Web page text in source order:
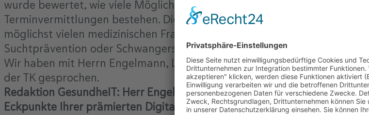
wurde bewertet, wie viele Möglichkeiten zur Kontaktaufnahme und für
Terminvermittlungen bestehen. Digitale Gesundheitsangebote
möglichst vielen medizinischen Fragen und Problemen, von Fitness
Suchtprävention oder Schwangerschaftsbegleitung.
Wir haben mit Herrn Engelmann, Leiter der TK-Landesvertretung
der TK gesprochen.
Redaktion GesundheIT: Herr Engelmann, herzlichen Glückwunsch zur
Eckpunkte Ihrer prämierten Digitalstrategie einmal zusammen.